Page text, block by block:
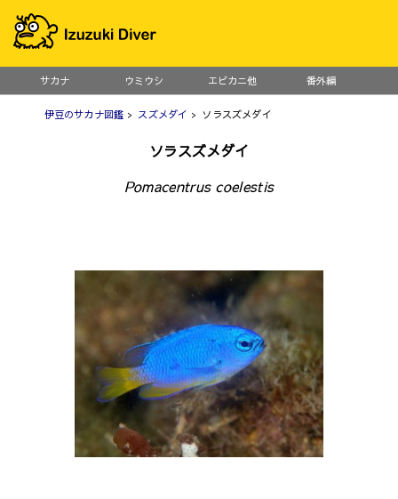
サカナ ウミウシ エビカニ他 番外編
伊豆のサカナ図鑑 > スズメダイ > ソラスズメダイ
ソラスズメダイ
Pomacentrus coelestis